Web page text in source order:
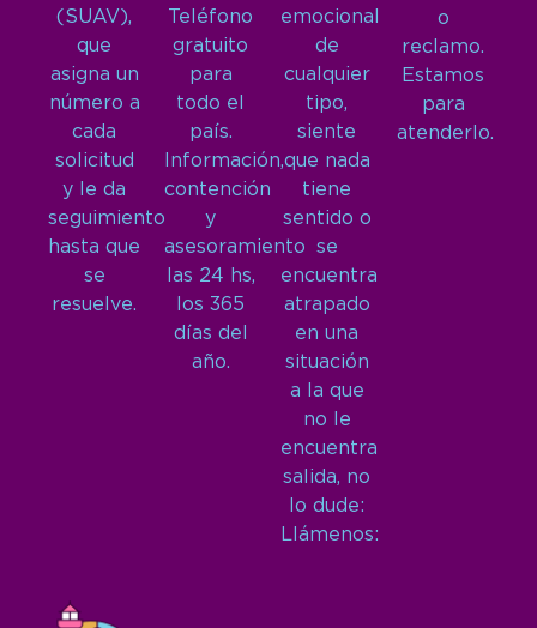
(SUAV),
que
asigna un
número a
cada
solicitud
y le da
seguimiento
hasta que
se
resuelve.
Teléfono
gratuito
para
todo el
país.
Información,
contención
y
asesoramiento
las 24 hs,
los 365
días del
año.
emocional
de
cualquier
tipo,
siente
que nada
tiene
sentido o
se
encuentra
atrapado
en una
situación
a la que
no le
encuentra
salida, no
lo dude:
Llámenos:
o
reclamo.
Estamos
para
atenderlo.